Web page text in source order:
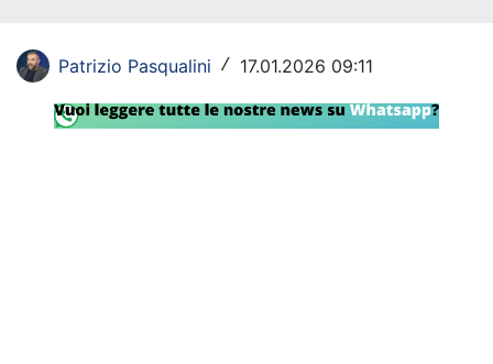
Europa League
Altri Sport
Patrizio Pasqualini / 17.01.2026 09:11